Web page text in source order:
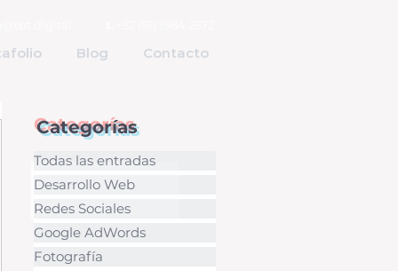
Blog Contacto
Todas las entradas
Desarrollo Web
Redes Sociales
Google AdWords
Fotografía
Categorías